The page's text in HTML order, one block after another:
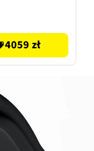
4059 zł